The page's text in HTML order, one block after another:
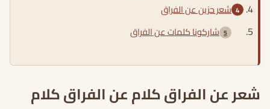
شعر حزين عن الفراق
شاركونا كلمات عن الفراق
شعر عن الفراق كلام عن الفراق كلام